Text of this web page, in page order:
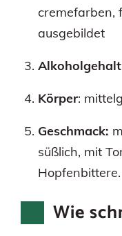
cremefarben,
ausgebildet
Körper:
Geschmack:
süßlich, mit
Hopfenbittere.
Wie